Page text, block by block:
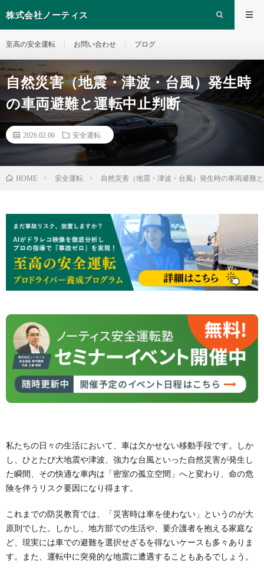
株式会社ノーティス
至高の安全運転 お問い合わせ ブログ
自然災害（地震・津波・台風）発生時
の車両避難と運転中止判断
2026.02.06 安全運転
HOME 安全運転 自然災害（地震・津波・台風）発生時の車両避難
私たちの日々の生活において、車は欠かせない移動手段です。しか
し、ひとたび大地震や津波、強力な台風といった自然災害が発生し
た瞬間、その快適な車内は「密室の孤立空間」へと変わり、命の危
険を伴うリスク要因になり得ます。
これまでの防災教育では、「災害時は車を使わない」というのが大
原則でした。しかし、地方部での生活や、要介護者を抱える家庭な
ど、現実には車での避難を選択せざるを得ないケースも多々ありま
す。また、運転中に突発的な地震に遭遇することもあるでしょう。